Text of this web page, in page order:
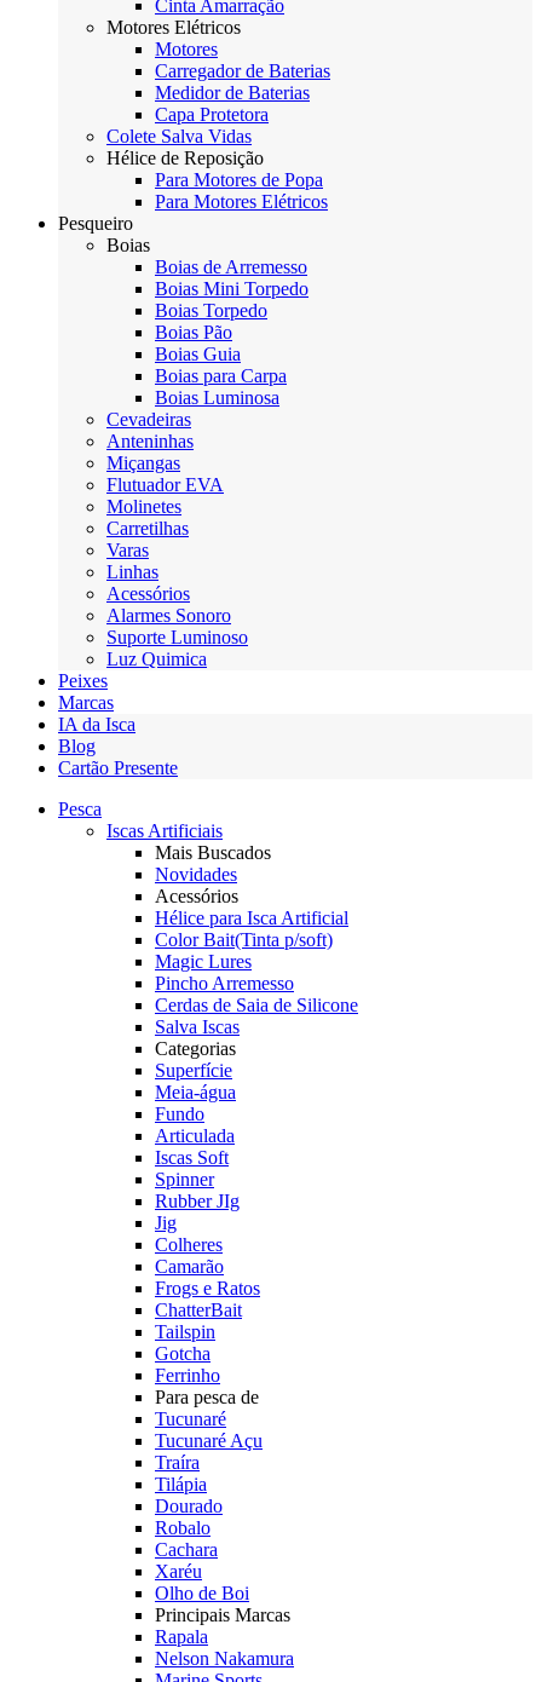
Cinta Amarração
Motores Elétricos
Motores
Carregador de Baterias
Medidor de Baterias
Capa Protetora
Colete Salva Vidas
Hélice de Reposição
Para Motores de Popa
Para Motores Elétricos
Pesqueiro
Boias
Boias de Arremesso
Boias Mini Torpedo
Boias Torpedo
Boias Pão
Boias Guia
Boias para Carpa
Boias Luminosa
Cevadeiras
Anteninhas
Miçangas
Flutuador EVA
Molinetes
Carretilhas
Varas
Linhas
Acessórios
Alarmes Sonoro
Suporte Luminoso
Luz Quimica
Peixes
Marcas
IA da Isca
Blog
Cartão Presente
Pesca
Iscas Artificiais
Mais Buscados
Novidades
Acessórios
Hélice para Isca Artificial
Color Bait(Tinta p/soft)
Magic Lures
Pincho Arremesso
Cerdas de Saia de Silicone
Salva Iscas
Categorias
Superfície
Meia-água
Fundo
Articulada
Iscas Soft
Spinner
Rubber JIg
Jig
Colheres
Camarão
Frogs e Ratos
ChatterBait
Tailspin
Gotcha
Ferrinho
Para pesca de
Tucunaré
Tucunaré Açu
Traíra
Tilápia
Dourado
Robalo
Cachara
Xaréu
Olho de Boi
Principais Marcas
Rapala
Nelson Nakamura